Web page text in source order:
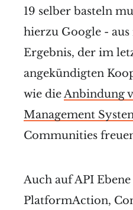
19 selber basteln
hierzu Google -
Ergebnis, der im
angekündigten
wie dieAnbindung
Management
Communities
Auch auf API
PlatformAction,